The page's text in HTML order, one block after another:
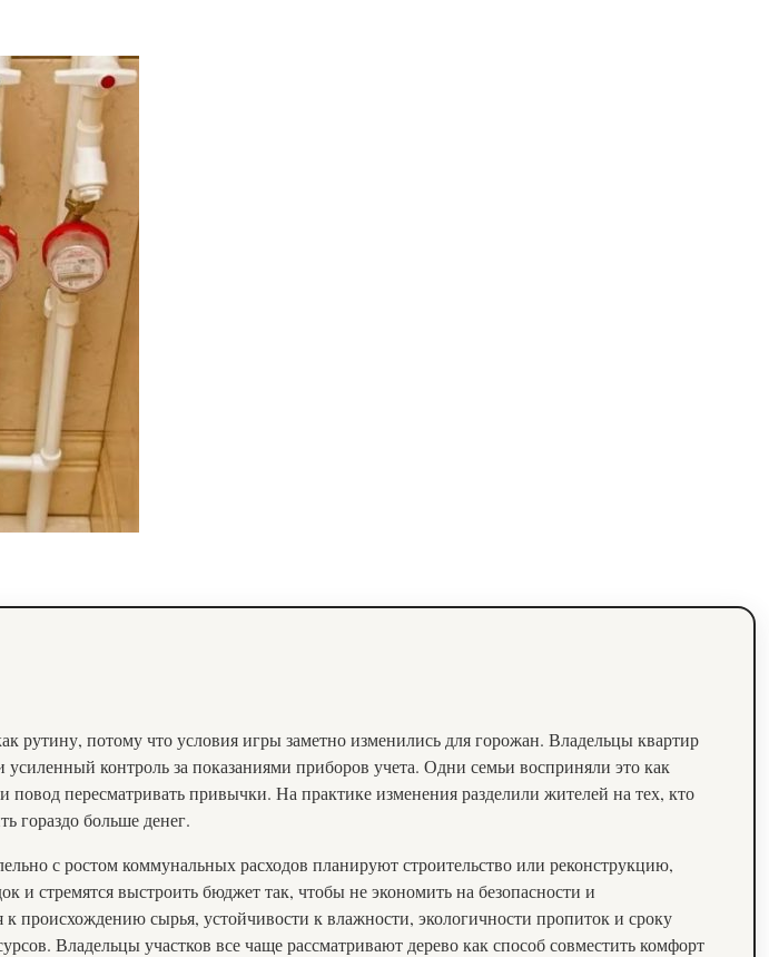
рутину, потому что условия игры заметно изменились для горожан. Владельцы квартир
контроль за показаниями приборов учета. Одни семьи восприняли это как
пересматривать привычки. На практике изменения разделили жителей на тех, кто
гораздо больше денег.
с ростом коммунальных расходов планируют строительство или реконструкцию,
стремятся выстроить бюджет так, чтобы не экономить на безопасности и
происхождению сырья, устойчивости к влажности, экологичности пропиток и сроку
Владельцы участков все чаще рассматривают дерево как способ совместить комфорт